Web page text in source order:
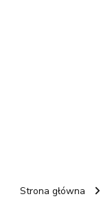
Strona główna